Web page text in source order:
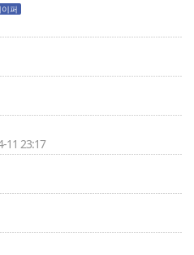
퍼
11 23:17